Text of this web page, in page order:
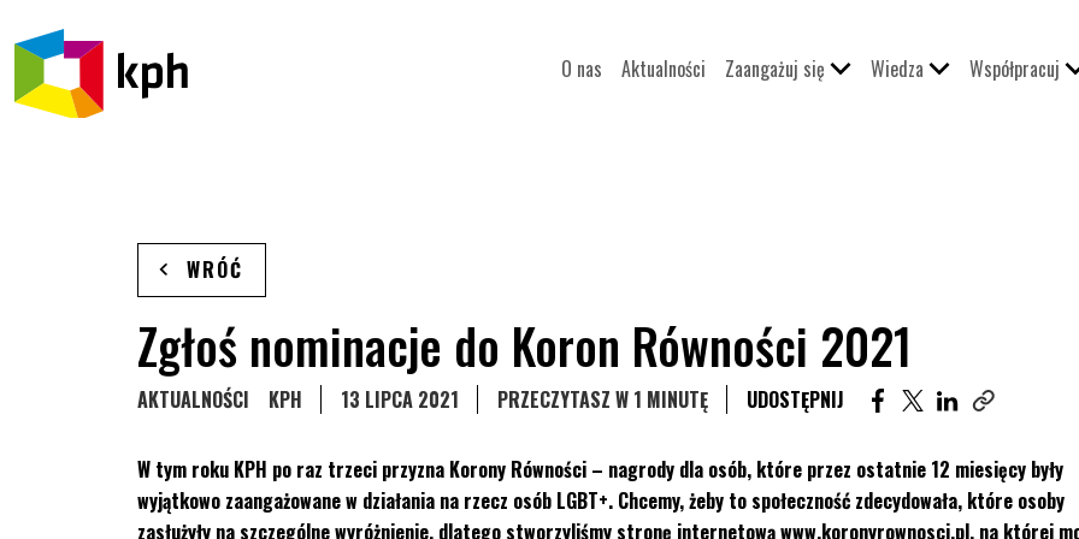
PRZEJDŹ DO TREŚCI
O nas Aktualności Zaangażuj się Wiedza Współpracuj
WRÓĆ
Zgłoś nominacje do Koron Równości 2021
STRONA KATEGORII WPISÓW
AKTUALNOŚCI STRONA KATEGORII WPISÓW
KPH 13 LIPCA 2021 PRZECZYTASZ W 1 MINUTĘ UDOSTĘPNIJ UDOSTĘPNIJ ARTYKUŁ
UDOSTĘPNIJ
UDOSTĘPNIJ
W tym roku KPH po raz trzeci przyzna Korony Równości – nagrody dla osób, które przez ostatnie 12 miesięcy były
wyjątkowo zaangażowane w działania na rzecz osób LGBT+. Chcemy, żeby to społeczność zdecydowała, które osoby
zasłużyły na szczególne wyróżnienie, dlatego stworzyliśmy stronę internetowąwww.koronyrownosci.pl, na której